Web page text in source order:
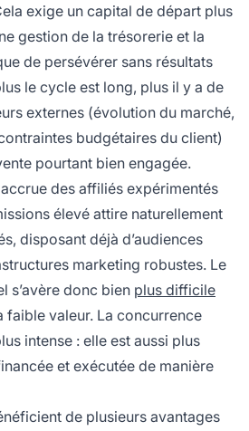
exige un capital de départ plus
gestion de la trésorerie et la
de persévérer sans résultats
le cycle est long, plus il y a de
externes (évolution du marché,
budgétaires du client)
pourtant bien engagée.
des affiliés expérimentés
élevé attire naturellement
disposant déjà d’audiences
marketing robustes. Le
s’avère donc bien plus difficile
faible valeur. La concurrence
intense : elle est aussi plus
et exécutée de manière
de plusieurs avantages